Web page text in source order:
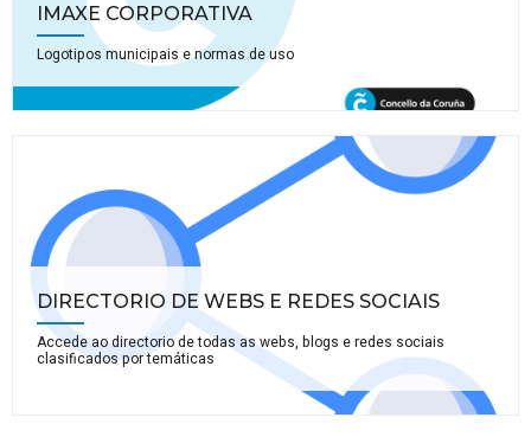
IMAXE CORPORATIVA
Logotipos municipais e normas de uso
DIRECTORIO DE WEBS E REDES SOCIAIS
Accede ao directorio de todas as webs, blogs e redes sociais
clasificados por temáticas